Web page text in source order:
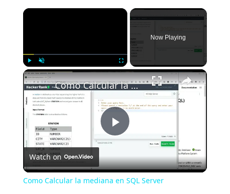
Play Unmute Fullscreen
Now Playing
P
l
Como Calcular la mediana en SQL Server
Watch on
Como Calcular la mediana en SQL Server